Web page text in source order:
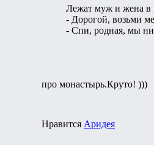
Лежат муж и жена в
- Доpогой, возьми
- Спи, pодная, мы
про монастырь.Круто! )))
Нравится Аридея